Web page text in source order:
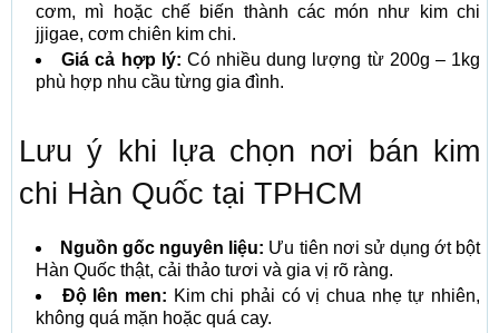
cơm, mì hoặc chế biến thành các món như kim chi
jjigae, cơm chiên kim chi.
Giá cả hợp lý: Có nhiều dung lượng từ 200g – 1kg
phù hợp nhu cầu từng gia đình.
Lưu ý khi lựa chọn nơi bán kim
chi Hàn Quốc tại TPHCM
Nguồn gốc nguyên liệu: Ưu tiên nơi sử dụng ớt bột
Hàn Quốc thật, cải thảo tươi và gia vị rõ ràng.
Độ lên men: Kim chi phải có vị chua nhẹ tự nhiên,
không quá mặn hoặc quá cay.